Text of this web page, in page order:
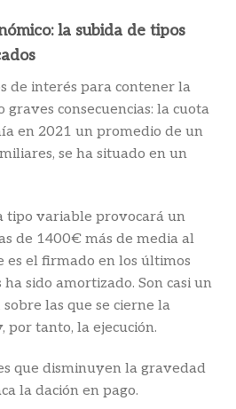
la subida de tipos
de interés para contener la
graves consecuencias: la cuota
en 2021 un promedio de un
se ha situado en un
tipo variable provocará un
de 1400€ más de media al
es el firmado en los últimos
ha sido amortizado. Son casi un
las que se cierne la
por tanto, la ejecución.
que disminuyen la gravedad
la dación en pago.